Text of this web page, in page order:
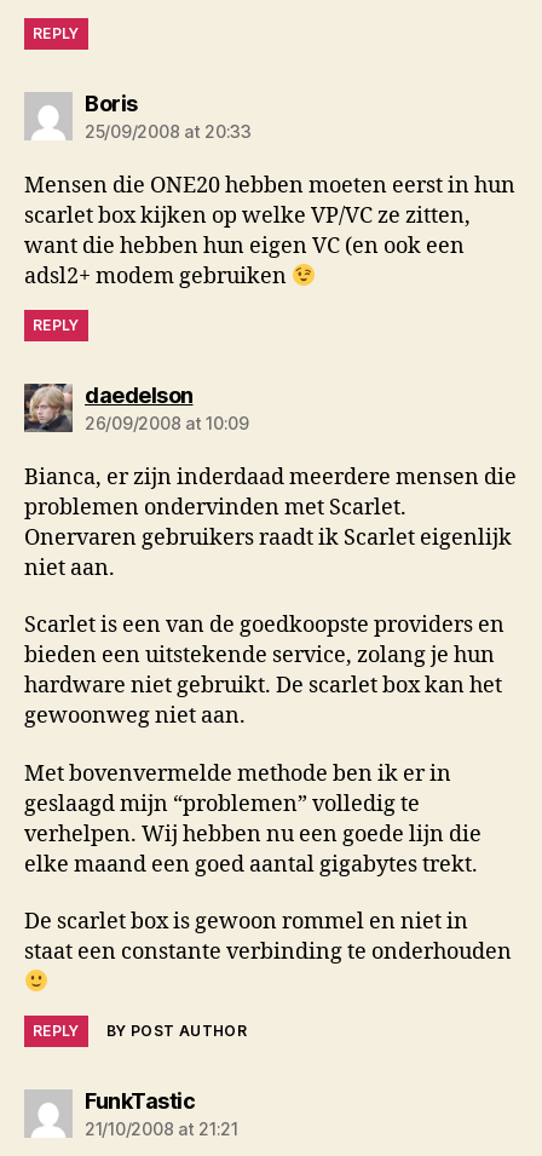
REPLY
Borissays:
25/09/2008 at 20:33
Mensen die ONE20 hebben moeten eerst in hun
scarlet box kijken op welke VP/VC ze zitten,
want die hebben hun eigen VC (en ook een
adsl2+ modem gebruiken
REPLY
daedelsonsays:
26/09/2008 at 10:09
Bianca, er zijn inderdaad meerdere mensen die
problemen ondervinden met Scarlet.
Onervaren gebruikers raadt ik Scarlet eigenlijk
niet aan.
Scarlet is een van de goedkoopste providers en
bieden een uitstekende service, zolang je hun
hardware niet gebruikt. De scarlet box kan het
gewoonweg niet aan.
Met bovenvermelde methode ben ik er in
geslaagd mijn “problemen” volledig te
verhelpen. Wij hebben nu een goede lijn die
elke maand een goed aantal gigabytes trekt.
De scarlet box is gewoon rommel en niet in
staat een constante verbinding te onderhouden
REPLY BY POST AUTHOR
FunkTasticsays:
21/10/2008 at 21:21